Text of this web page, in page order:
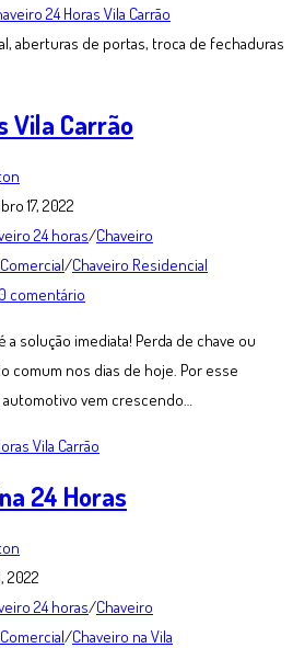
aberturas de portas, troca de fechaduras
Vila Carrão
17, 2022
24 horas/Chaveiro
/Chaveiro Residencial
0 comentário
a solução imediata! Perda de chave ou
comum nos dias de hoje. Por esse
vem crescendo…
Vila Carrão
24 Horas
2022
24 horas/Chaveiro
/Chaveiro na Vila